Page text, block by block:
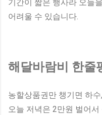
기간이 짧은 행사라 오늘
어려울 수 있습니다.
해달바람비 한줄
농할상품권만 챙기면 하
오늘 저녁은 2만원 벌어